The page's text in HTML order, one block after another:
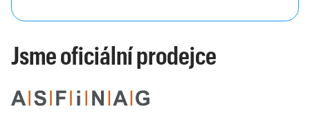
Jsme oficiální prodejce